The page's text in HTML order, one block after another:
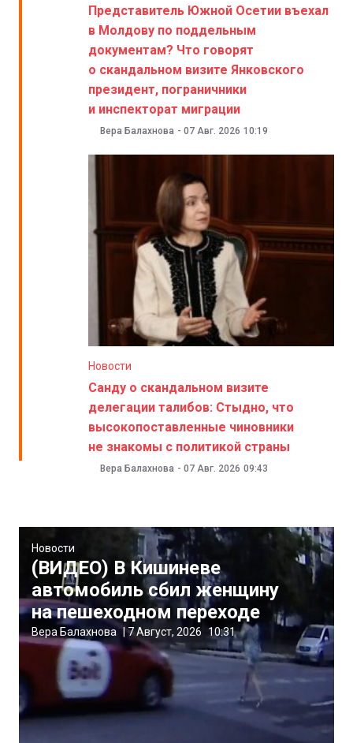
Представитель Южной Осетии въехал
в Молдову по поддельным
документам? Что говорят
о скандальном визите Янковского
президент, пограничники
и инспекторат миграции
Вера Балахнова - 07 Авг. 2026 10:19
Новости
Санду о скандальном визите
делегации талибов: Стыдно, что
высокопоставленные чиновники
не знакомы с политикой страны
Вера Балахнова - 07 Авг. 2026 09:43
Новости
(ВИДЕО) В Кишиневе
автомобиль сбил женщину
на пешеходном переходе
Вера Балахнова |7 Август, 2026 10:31